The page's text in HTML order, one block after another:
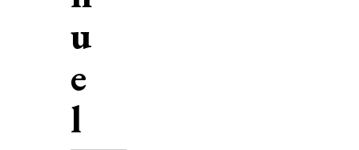
u
e
l